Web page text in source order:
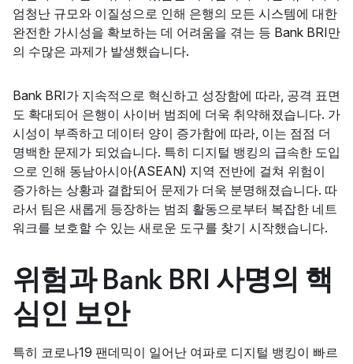
엄청난 규모와 이질성으로 인해 은행의 모든 시스템에 대한
완전한 가시성을 확보하는 데 어려움을 겪는 등 Bank BRI만
의 수많은 과제가 발생했습니다.
Bank BRI가 지속적으로 혁신하고 성장함에 따라, 공격 표면
도 확대되어 은행이 사이버 범죄에 더욱 취약해졌습니다. 가
시성이 부족하고 데이터 양이 증가함에 따라, 이는 점점 더
명백한 문제가 되었습니다. 특히 디지털 뱅킹의 급속한 도입
으로 인해 동남아시아(ASEAN) 지역 전반에 걸쳐 위험이
증가하는 상황과 결합되어 문제가 더욱 분명해졌습니다. 따
라서 팀은 새롭게 등장하는 범죄 활동으로부터 복잡한 네트
워크를 보호할 수 있는 새로운 도구를 찾기 시작했습니다.
위험과 Bank BRI 사명의 핵
심인 보안
특히 코로나19 팬데믹이 일어난 여파로 디지털 뱅킹이 빠르